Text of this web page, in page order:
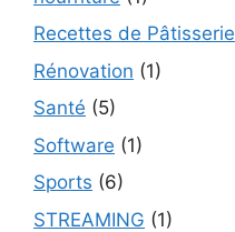
Recettes de Pâtisserie
Rénovation (1)
Santé (5)
Software (1)
Sports (6)
STREAMING (1)